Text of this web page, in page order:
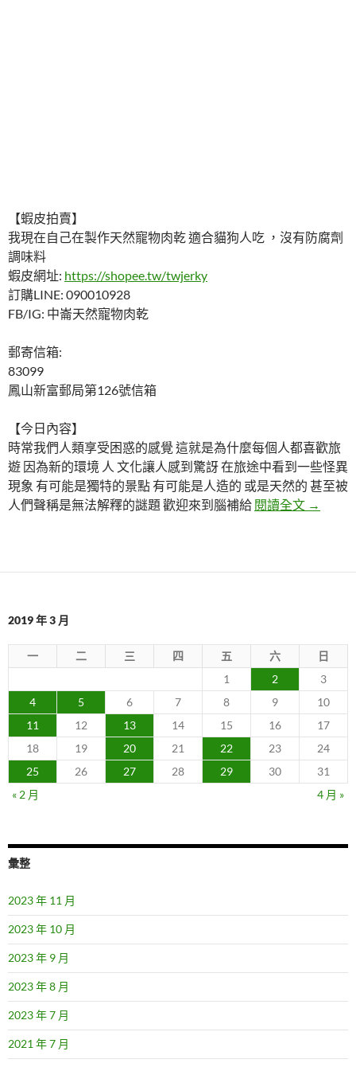
【蝦皮拍賣】
我現在自己在製作天然寵物肉乾 適合貓狗人吃 ，沒有防腐劑
調味料
蝦皮網址: https://shopee.tw/twjerky
訂購LINE: 090010928
FB/IG: 中崙天然寵物肉乾
郵寄信箱:
83099
鳳山新富郵局第126號信箱
【今日內容】
時常我們人類享受困惑的感覺 這就是為什麼每個人都喜歡旅
遊 因為新的環境 人 文化讓人感到驚訝 在旅途中看到一些怪異
現象 有可能是獨特的景點 有可能是人造的 或是天然的 甚至被
人們聲稱是無法解釋的謎題 歡迎來到腦補給 閱讀全文 5個科
→
2019 年 3 月
一 二 三 四 五 六
日
1
2
3
4
5 6 7 8 9
10
11
12 13 14 15 16
17
18
19 20 21 22 23
24
25
26 27 28 29 30
31
« 2 月
4 月 »
彙整
2023 年 11 月
2023 年 10 月
2023 年 9 月
2023 年 8 月
2023 年 7 月
2021 年 7 月